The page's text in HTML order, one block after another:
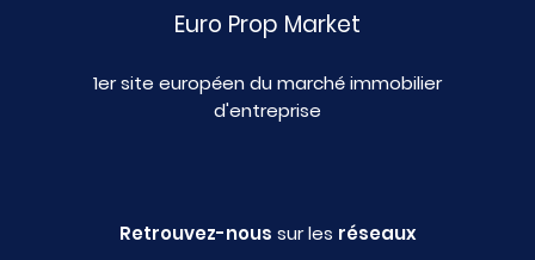
Euro Prop Market
1er site européen du marché immobilier
d'entreprise
Retrouvez-nous sur les réseaux